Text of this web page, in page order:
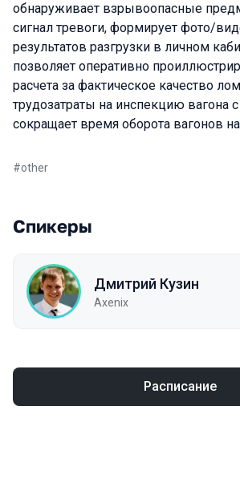
обнаруживает взрывоопасные
сигнал тревоги, формирует фото/
результатов разгрузки в личном
позволяет оперативно
расчета за фактическое качество
трудозатраты на инспекцию вагона
сокращает время оборота вагонов
#other
Спикеры
Дмитрий Кузин
Axenix
Расписание